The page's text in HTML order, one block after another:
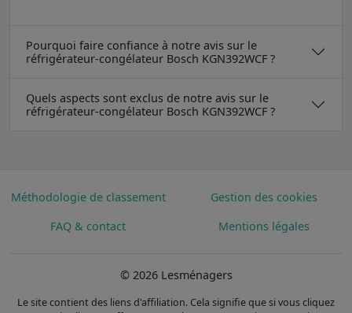
Pourquoi faire confiance à notre avis sur le
réfrigérateur-congélateur Bosch KGN392WCF ?
Quels aspects sont exclus de notre avis sur le
réfrigérateur-congélateur Bosch KGN392WCF ?
Méthodologie de classement
Gestion des cookies
FAQ & contact
Mentions légales
© 2026 Lesménagers
Le site contient des liens d'affiliation. Cela signifie que si vous cliquez